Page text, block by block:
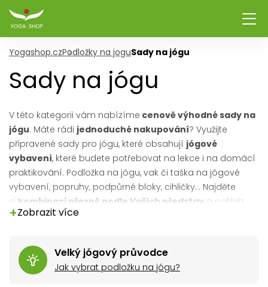
Yogashop.czPodložky na joguSady na jógu
Sady na jógu
V této kategorii vám nabízíme cenově výhodné sady na
jógu. Máte rádi jednoduché nakupování? Využijte
připravené sady pro jógu, které obsahují jógové
vybavení, které budete potřebovat na lekce i na domácí
praktikování. Podložka na jógu, vak či taška na jógové
vybavení, popruhy, podpůrné bloky, cihličky... Najděte
si kombinaci přesně podle Vašich představ a potřeb.
Nenašli jste svou oblíbenou barevnou kombinaci?
+Zobrazit více
Velký jógový průvodce
Jak vybrat podložku na jógu?